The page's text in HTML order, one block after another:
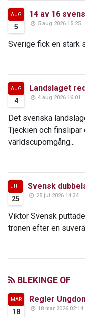
AUG
5
14 av 16
5 aug 2026 15:25
Sverige fick en stark
AUG
4
Landslaget
4 aug 2026 16:01
Det svenska
Tjeckien och
världscupomgång...
JUL
25
Svensk
25 jul 2026 14:34
Viktor Svensk
tronen efter en
BLEKINGE OF
MAR
18
Regler
18 mar 2026 02:14